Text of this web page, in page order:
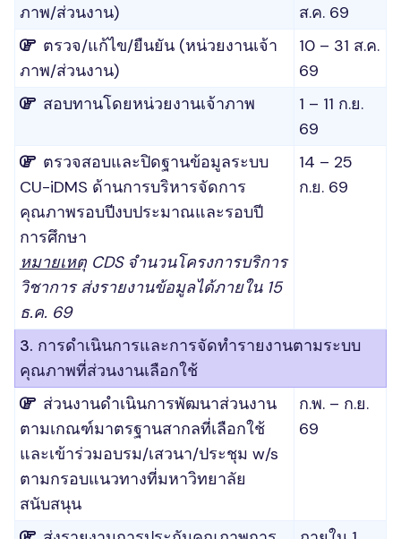
ภาพ/ส่วนงาน)
ส.ค. 69
ตรวจ/แก้ไข/ยืนยัน (หน่วยงานเจ้า
ภาพ/ส่วนงาน)
10 – 31 ส.ค.
69
สอบทานโดยหน่วยงานเจ้าภาพ
1 – 11 ก.ย.
69
ตรวจสอบและปิดฐานข้อมูลระบบ
CU-iDMS ด้านการบริหารจัดการ
คุณภาพรอบปีงบประมาณและรอบปี
การศึกษา
หมายเหตุCDS จำนวนโครงการบริการ
วิชาการ ส่งรายงานข้อมูลได้ภายใน 15
ธ.ค. 69
14 – 25
ก.ย. 69
3. การดำเนินการและการจัดทำรายงานตามระบบ
คุณภาพที่ส่วนงานเลือกใช้
ส่วนงานดำเนินการพัฒนาส่วนงาน
ตามเกณฑ์มาตรฐานสากลที่เลือกใช้
และเข้าร่วมอบรม/เสวนา/ประชุม w/s
ตามกรอบแนวทางที่มหาวิทยาลัย
สนับสนุน
ก.พ. – ก.ย.
69